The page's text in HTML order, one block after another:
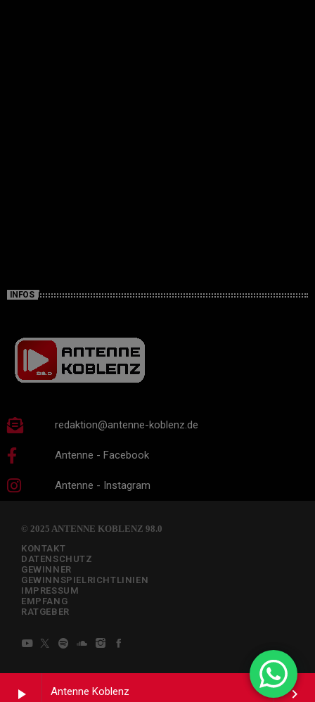
play_arrow Antenne Koblenz keyboard_arrow_right
INFOS
redaktion@antenne-koblenz.de
Antenne - Facebook
Antenne - Instagram
© 2025 ANTENNE KOBLENZ 98.0
KONTAKT
DATENSCHUTZ
GEWINNER
GEWINNSPIELRICHTLINIEN
IMPRESSUM
EMPFANG
RATGEBER